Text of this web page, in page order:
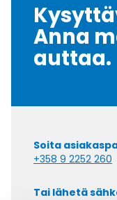
Anna
auttaa.
Soita
+358 9 2252 260
Tai lähetä